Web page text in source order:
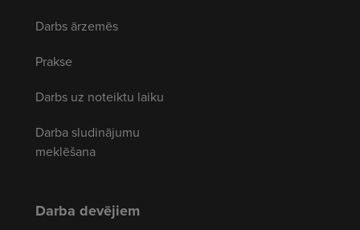
Darbs ārzemēs
Prakse
Darbs uz noteiktu laiku
Darba sludinājumu
meklēšana
Darba devējiem